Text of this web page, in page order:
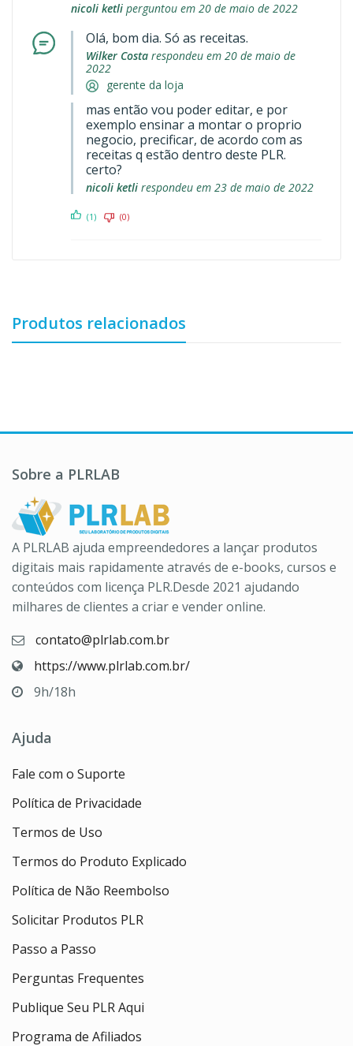
nicoli ketli perguntou em 20 de maio de 2022
Olá, bom dia. Só as receitas.
Wilker Costa respondeu em 20 de maio de
2022
gerente da loja
mas então vou poder editar, e por
exemplo ensinar a montar o proprio
negocio, precificar, de acordo com as
receitas q estão dentro deste PLR.
certo?
nicoli ketli respondeu em 23 de maio de 2022
(1) (0)
Produtos relacionados
Sobre a PLRLAB
A PLRLAB ajuda empreendedores a lançar produtos
digitais mais rapidamente através de e-books, cursos e
conteúdos com licença PLR.Desde 2021 ajudando
milhares de clientes a criar e vender online.
contato@plrlab.com.br
https://www.plrlab.com.br/
9h/18h
Ajuda
Fale com o Suporte
Política de Privacidade
Termos de Uso
Termos do Produto Explicado
Política de Não Reembolso
Solicitar Produtos PLR
Passo a Passo
Perguntas Frequentes
Publique Seu PLR Aqui
Programa de Afiliados